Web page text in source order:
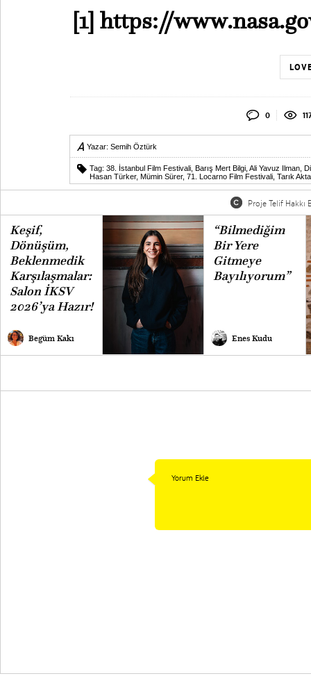
[1] https://
0
Yazar: Semih Öztürk
Tag: 38. İstanbul Film Festivali Barış Mert Bilgi Ali Yavuz Ilman
Hasan Türker, Mümin Sürer, 71. Locarno Film Festivali Tarık
Proje Telif Hakkı
Keşif,
Dönüşüm,
Beklenmedik
Karşılaşmalar:
Salon İKSV
2026’ya Hazır!
Begüm Kakı
“Bilmediğim
Bir Yere
Gitmeye
Bayılıyorum”
Enes Kudu